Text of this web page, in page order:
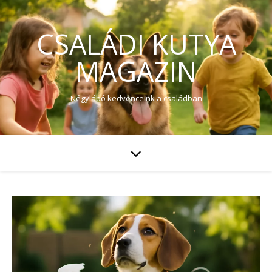
CSALÁDI KUTYA
MAGAZIN
Négylábó kedvenceink a családban